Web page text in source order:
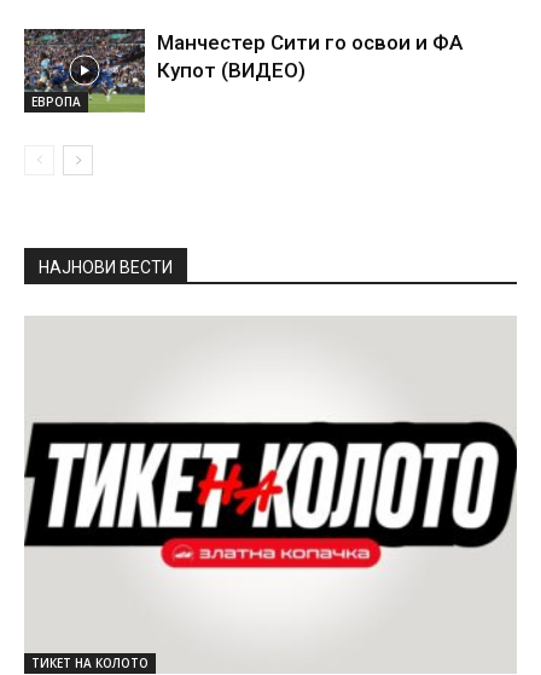
ЕВРОПА
Манчестер Сити го освои и ФА
Купот (ВИДЕО)
НАЈНОВИ ВЕСТИ
ТИКЕТ НА КОЛОТО